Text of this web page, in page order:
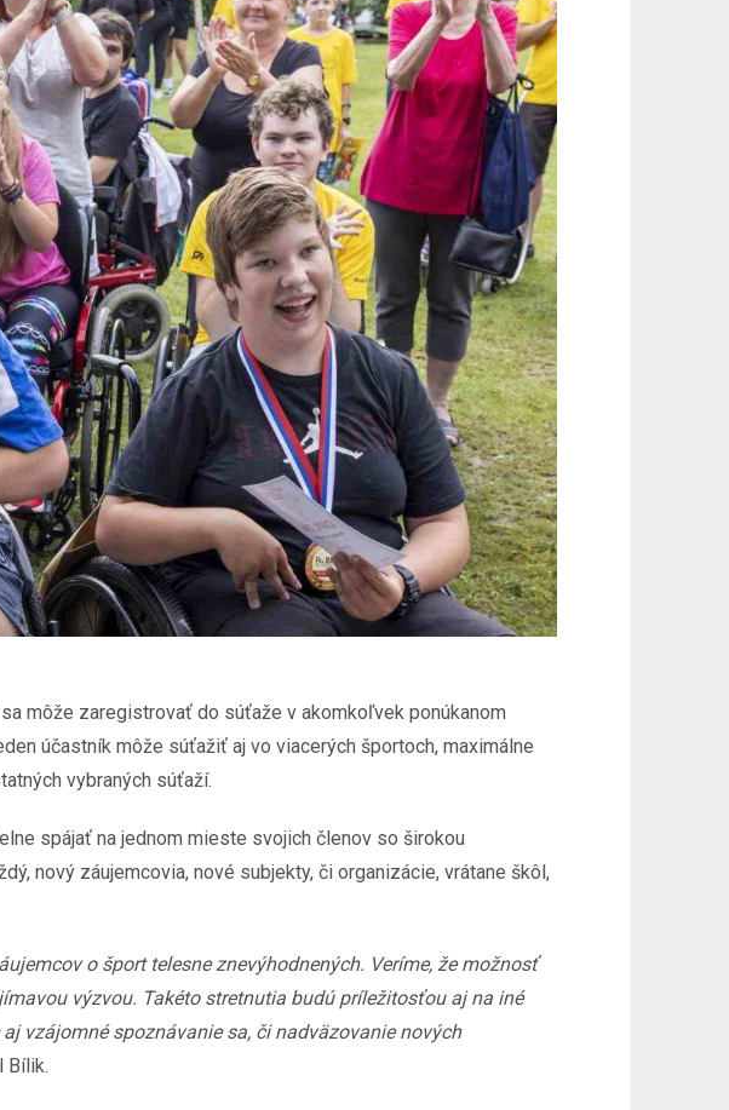
môže zaregistrovať do súťaže v akomkoľvek ponúkanom
účastník môže súťažiť aj vo viacerých športoch, maximálne
vybraných súťaží.
spájať na jednom mieste svojich členov so širokou
nový záujemcovia, nové subjekty, či organizácie, vrátane škôl,
o šport telesne znevýhodnených. Veríme, že možnosť
výzvou. Takéto stretnutia budú príležitosťou aj na iné
vzájomné spoznávanie sa, či nadväzovanie nových
Bílik.